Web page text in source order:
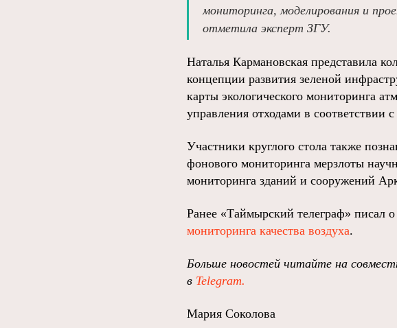
мониторинга, моделирования и
отметила эксперт ЗГУ.
Наталья Кармановская представила
концепции развития зеленой
карты экологического мониторинга
управления отходами в соответствии
Участники круглого стола также
фонового мониторинга мерзлоты
мониторинга зданий и сооружений
Ранее «Таймырский телеграф» писал
мониторинга качества воздуха.
Больше новостей читайте на
в Telegram.
Мария Соколова